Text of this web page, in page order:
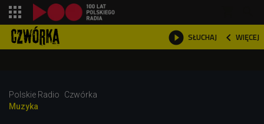
 SŁUCHAJ  WIĘCEJ

Polskie Radio
Czwórka
Muzyka